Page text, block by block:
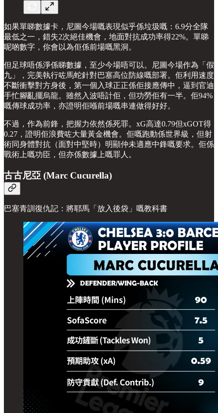
如果單睇數據卡，尼圖今場嘅表現似乎係垃圾嘅：6.9分全隊
最低之一，錯失2次絕佳機會，地面對抗成功率得22%。單睇
呢啲數字，你會以為佢係前場嘅黑洞。
但足球唔係淨係睇數據，至少今場唔可以。尼圖今場作為「假
九」，完美執行咗馬蛇針對巴塞高位防線嘅部署。佢利用速度
不斷衝擊對方身後，第一個入球正正係佢接應傳中，逼到官迪
手忙腳亂擺烏龍。雖然入波唔計佢，但功勞佢有一半。佢94%
嘅傳球成功率，亦證明佢喺前場嘅串連做得好好。
不過，作為前鋒，把握力依然係死罪。xG高達0.79但xGOT得
0.27，證明佢浪費咗大量黃金機會。佢嘅跑動係世界級，但射
術同身體對抗（面對中堅時）明顯仲未適應中鋒嘅要求。佢係
戰術上嘅功臣，但亦係數據上嘅罪人。
古古尼亞 (Marc Cucurella)
巴塞青訓復仇記：將耶馬「放入後袋」嘅教科書